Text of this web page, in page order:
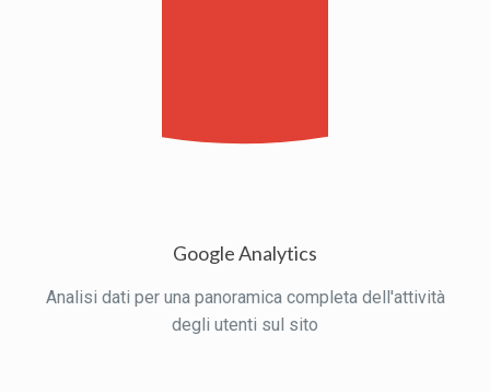
Google Analytics
Analisi dati per una panoramica completa dell'attività
degli utenti sul sito